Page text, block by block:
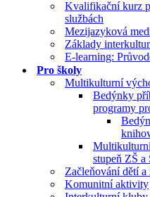
Kvalifikační kurz
službách
Mezijazyková
Základy
E-learning:
Pro školy
Multikulturní
Bedýnky
programy
stupeň ZŠ a
Začleňování dětí
Komunitní aktivity